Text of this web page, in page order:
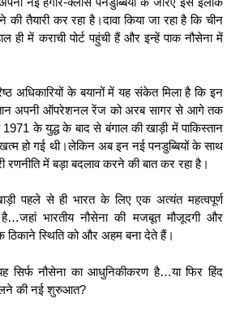
तैयारी कर रहा है।दावा किया जा रहा है कि चीन
ही में कराची पोर्ट पहुंची हैं और इन्हें पाक नौसेना में
अधिकारियों के बयानों में यह संकेत मिला है कि इन
अपनी ऑपरेशनल रेंज को अरब सागर से आगे तक
के युद्ध के बाद से बंगाल की खाड़ी में पाकिस्तान
हो गई थी।लेकिन अब इन नई पनडुब्बियों के साथ
रणनीति में बड़ा बदलाव करने की बात कर रहा है।
पहले से ही भारत के लिए एक अत्यंत महत्वपूर्ण
है…जहां भारतीय नौसेना की मजबूत मौजूदगी और
ठिकाने स्थिति को और अहम बना देते हैं।
सिर्फ नौसेना का आधुनिकीकरण है…या फिर हिंद
की नई शुरुआत?